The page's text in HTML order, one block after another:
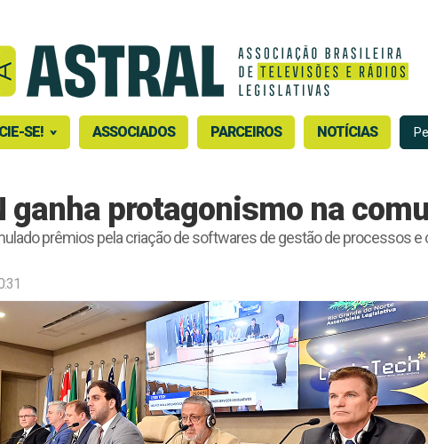
SE! ASSOCIADOS PARCEIROS NOTÍCIAS
ganha protagonismo na
prêmios pela criação de softwares de gestão de processos